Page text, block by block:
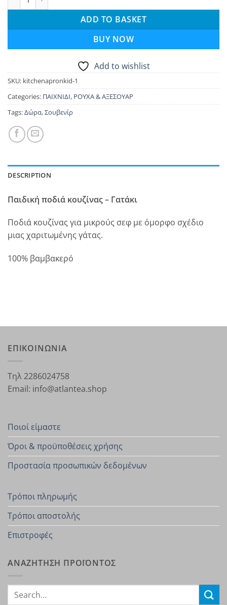
ADD TO BASKET
BUY NOW
Add to wishlist
SKU: kitchenapronkid-1
Categories: ΠΑΙΧΝΙΔΙ, ΡΟΥΧΑ & ΑΞΕΣΟΥΑΡ
Tags:Δώρα,Σουβενίρ
DESCRIPTION
Παιδική ποδιά κουζίνας – Γατάκι
Ποδιά κουζίνας για μικρούς σεφ με όμορφο σχέδιο
μιας χαριτωμένης γάτας.
100% βαμβακερό
ΕΠΙΚΟΙΝΩΝΙΑ
Τηλ 2286024758
Email: info@atlantea.shop
Ποιοί είμαστε
Όροι & προϋποθέσεις χρήσης
Προστασία προσωπικών δεδομένων
Τρόποι πληρωμής
Τρόποι αποστολής
Επιστροφές
ΑΝΑΖΗΤΗΣΗ ΠΡΟΪΟΝΤΟΣ
Search